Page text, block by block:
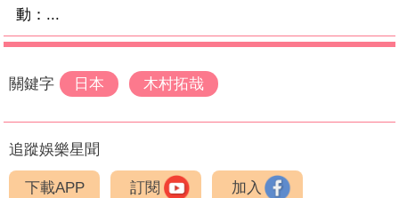
動：...
關鍵字 日本 木村拓哉
追蹤娛樂星聞
下載APP 訂閱 加入